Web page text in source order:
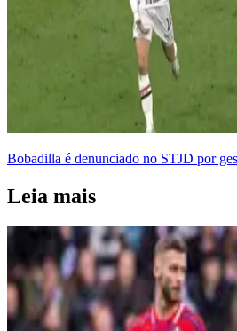
Bobadilla é denunciado no STJD por
Leia mais